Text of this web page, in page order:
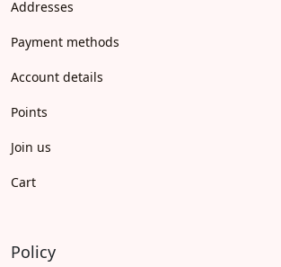
Addresses
Payment methods
Account details
Points
Join us
Cart
Policy